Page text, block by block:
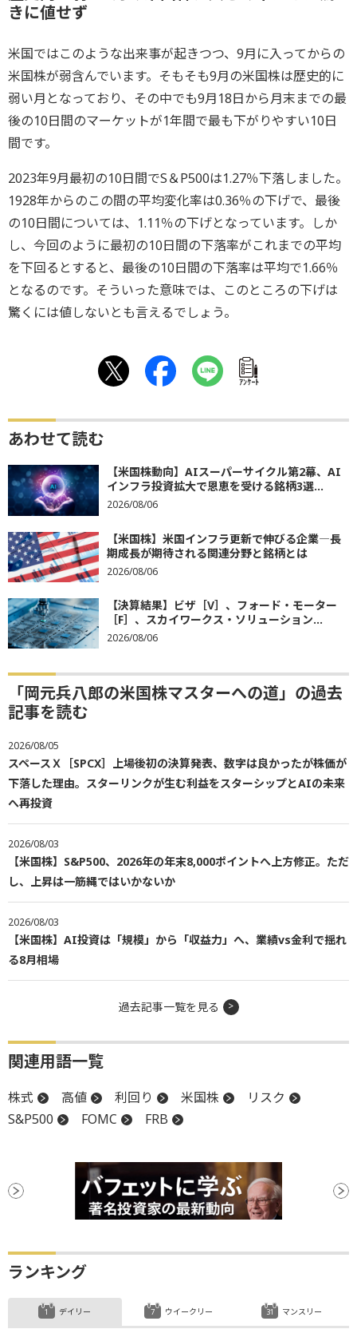
きに値せず
米国ではこのような出来事が起きつつ、9月に入ってからの
米国株が弱含んでいます。そもそも9月の米国株は歴史的に
弱い月となっており、その中でも9月18日から月末までの最
後の10日間のマーケットが1年間で最も下がりやすい10日
間です。
2023年9月最初の10日間でS＆P500は1.27％下落しました。
1928年からのこの間の平均変化率は0.36％の下げで、最後
の10日間については、1.11％の下げとなっています。しか
し、今回のように最初の10日間の下落率がこれまでの平均
を下回るとすると、最後の10日間の下落率は平均で1.66％
となるのです。そういった意味では、このところの下げは
驚くには値しないとも言えるでしょう。
ｱﾝｹｰﾄ
あわせて読む
【米国株動向】AIスーパーサイクル第2幕、AI
インフラ投資拡大で恩恵を受ける銘柄3選...
2026/08/06
【米国株】米国インフラ更新で伸びる企業―長
期成長が期待される関連分野と銘柄とは
2026/08/06
【決算結果】ビザ［V］、フォード・モーター
［F］、スカイワークス・ソリューション...
2026/08/06
「岡元兵八郎の米国株マスターへの道」の過去
記事を読む
2026/08/05
スペースＸ［SPCX］上場後初の決算発表、数字は良かったが株価が
下落した理由。スターリンクが生む利益をスターシップとAIの未来
へ再投資
2026/08/03
【米国株】S&P500、2026年の年末8,000ポイントへ上方修正。ただ
し、上昇は一筋縄ではいかないか
2026/08/03
【米国株】AI投資は「規模」から「収益力」へ、業績vs金利で揺れ
る8月相場
過去記事一覧を見る
関連用語一覧
株式 高値 利回り 米国株
リスク
S&P500
FOMC FRB
ランキング
デイリー ウイークリー マンスリー